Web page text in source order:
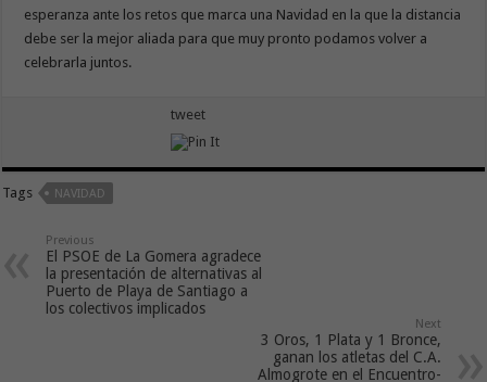
esperanza ante los retos que marca una Navidad en la que la distancia
debe ser la mejor aliada para que muy pronto podamos volver a
celebrarla juntos.
tweet
Tags NAVIDAD
Previous
El PSOE de La Gomera agradece
la presentación de alternativas al
Puerto de Playa de Santiago a
los colectivos implicados
Next
3 Oros, 1 Plata y 1 Bronce,
ganan los atletas del C.A.
Almogrote en el Encuentro-